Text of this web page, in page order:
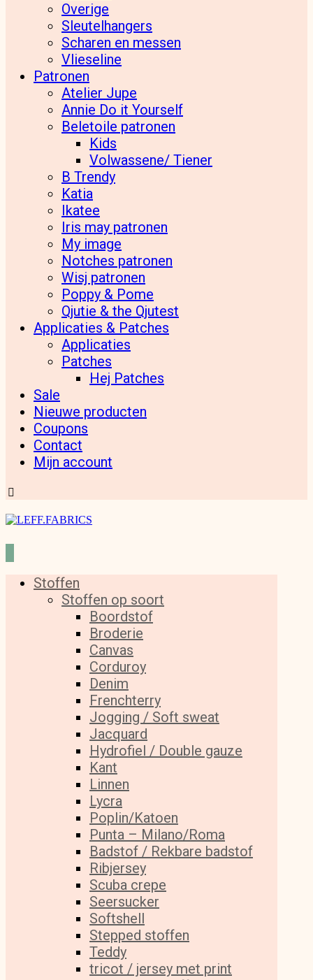
Overige
Sleutelhangers
Scharen en messen
Vlieseline
Patronen
Atelier Jupe
Annie Do it Yourself
Beletoile patronen
Kids
Volwassene/ Tiener
B Trendy
Katia
Ikatee
Iris may patronen
My image
Notches patronen
Wisj patronen
Poppy & Pome
Qjutie & the Qjutest
Applicaties & Patches
Applicaties
Patches
Hej Patches
Sale
Nieuwe producten
Coupons
Contact
Mijn account
Stoffen
Stoffen op soort
Boordstof
Broderie
Canvas
Corduroy
Denim
Frenchterry
Jogging / Soft sweat
Jacquard
Hydrofiel / Double gauze
Kant
Linnen
Lycra
Poplin/Katoen
Punta – Milano/Roma
Badstof / Rekbare badstof
Ribjersey
Scuba crepe
Seersucker
Softshell
Stepped stoffen
Teddy
tricot / jersey met print